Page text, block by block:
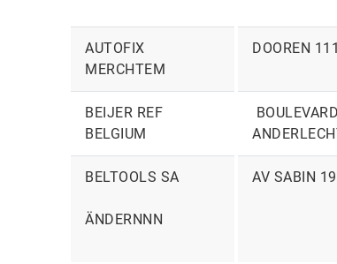
AUTOFIX
MERCHTEM
DOOREN
BEIJER REF
BELGIUM
BELTOOLS SA
ÄNDERNNN
AV SABIN